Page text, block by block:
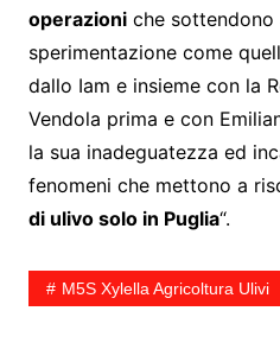
operazioniche sottendono
sperimentazione come
dallo Iam e insieme con la
Vendola prima e con
la sua inadeguatezza ed
fenomeni che mettono a
di ulivo solo in Puglia“.
M5S Xylella Agricoltura Ulivi